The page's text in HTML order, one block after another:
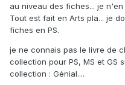
au niveau des fiches... je
Tout est fait en Arts pla... je
fiches en PS.
je ne connais pas le livre de
collection pour PS, MS et GS
collection : Génial....